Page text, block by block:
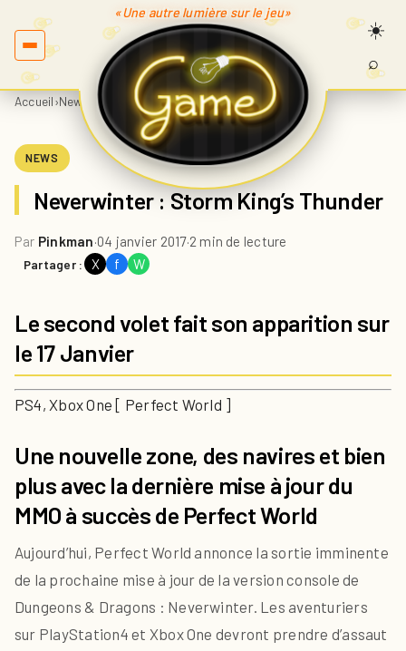
«Une autre lumière sur le jeu»
⌕
Accueil›News Neverwinter : Storm King’s Thunder
NEWS
Neverwinter : Storm King’s Thunder
Par Pinkman·04 janvier 2017·2 min de lecture
Partager : X f W
Le second volet fait son apparition sur
le 17 Janvier
PS4, Xbox One [ Perfect World ]
Une nouvelle zone, des navires et bien
plus avec la dernière mise à jour du
MMO à succès de Perfect World
Aujourd’hui, Perfect World annonce la sortie imminente
de la prochaine mise à jour de la version console de
Dungeons & Dragons : Neverwinter. Les aventuriers
sur PlayStation4 et Xbox One devront prendre d’assaut